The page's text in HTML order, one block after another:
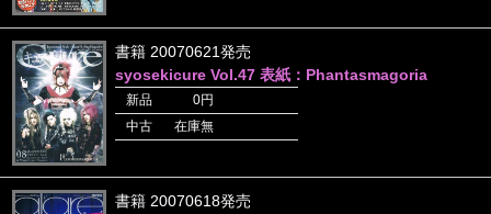
書籍 20070621発売
syosekicure Vol.47 表紙：Phantasmagoria
新品
0円
中古
在庫無
書籍 20070618発売